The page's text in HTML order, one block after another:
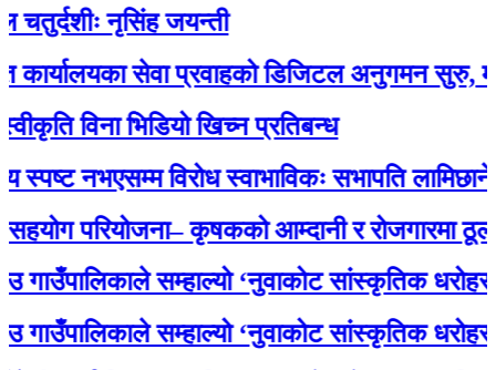
नृसिंह जयन्ती
सेवा प्रवाहको डिजिटल अनुगमन सुरु, मन्त्री
विना भिडियो खिच्न प्रतिबन्ध
नभएसम्म विरोध स्वाभाविकः सभापति लामिछाने
परियोजना– कृषकको आम्दानी र रोजगारमा ठूलो
सम्हाल्यो ‘नुवाकोट सांस्कृतिक धरोहर
सम्हाल्यो ‘नुवाकोट सांस्कृतिक धरोहर